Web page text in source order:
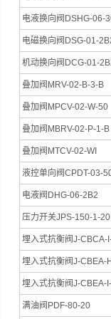
电液换向阀DSHG-06-
电磁换向阀DSG-01-
机动换向阀DCG-01-
叠加阀MRV-02-B-3-B
叠加阀MPCV-02-W-50
叠加阀MBRV-02-P-1-B
叠加阀MTCV-02-WI
液控单向阀CPDT-03-
电液阀DHG-06-2B2
压力开关JPS-150-1-20
埋入式抗衡阀J-CBCA-
埋入式抗衡阀J-CBEA-
埋入式抗衡阀J-CBEA-
满油阀PDF-80-20